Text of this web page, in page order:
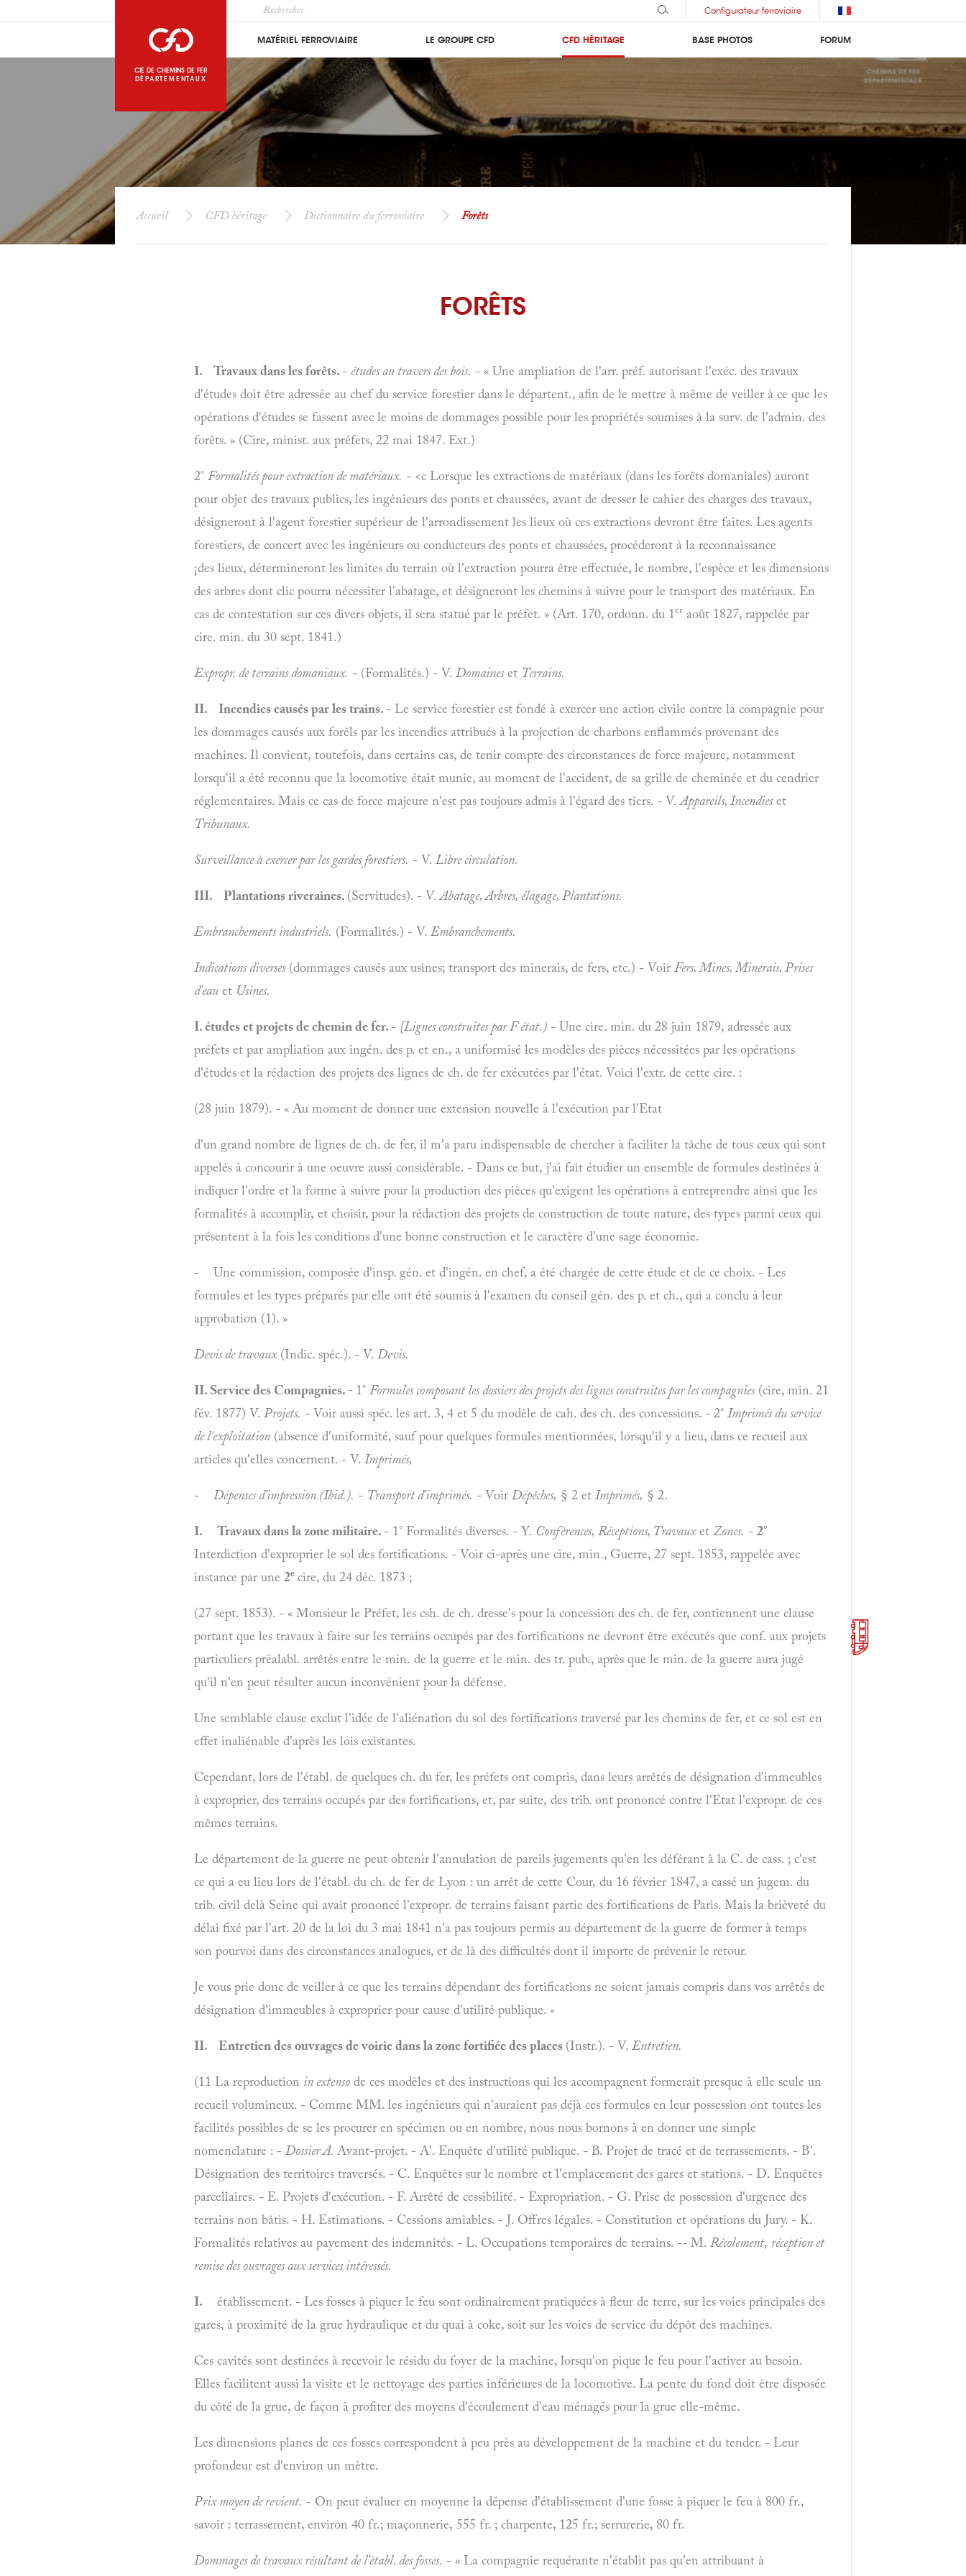
CIE DE CHEMINS DE FER
DÉPARTEMENTAUX
Configurateur ferroviaire
MATÉRIEL FERROVIAIRE LE GROUPE CFD CFD HÉRITAGE BASE PHOTOS FORUM
Accueil CFD héritage Dictionnaire du ferroviaire Forêts
FORÊTS
I. Travaux dans les forêts. - études au travers des bois. - « Une ampliation de l'arr. préf. autorisant l'exéc. des travaux
d'études doit être adressée au chef du service forestier dans le départent., afin de le mettre à même de veiller à ce que les
opérations d'études se fassent avec le moins de dommages possible pour les propriétés soumises à la surv. de l'admin. des
forêts. » (Cire, minist. aux préfets, 22 mai 1847. Ext.)
2° Formalités pour extraction de matériaux. - <c Lorsque les extractions de matériaux (dans les forêts domaniales) auront
pour objet des travaux publics, les ingénieurs des ponts et chaussées, avant de dresser le cahier des charges des travaux,
désigneront à l'agent forestier supérieur de l'arrondissement les lieux où ces extractions devront être faites. Les agents
forestiers, de concert avec les ingénieurs ou conducteurs des ponts et chaussées, procéderont à la reconnaissance
¡des lieux, détermineront les limites du terrain où l'extraction pourra être effectuée, le nombre, l'espèce et les dimensions
des arbres dont clic pourra nécessiter l'abatage, et désigneront les chemins à suivre pour le transport des matériaux. En
cas de contestation sur ces divers objets, il sera statué par le préfet. » (Art. 170, ordonn. du 1er août 1827, rappelée par
cire. min. du 30 sept. 1841.)
Expropr. de terrains domaniaux. - (Formalités.) - V. Domaineset Terrains.
II. Incendies causés par les trains. - Le service forestier est fondé à exercer une action civile contre la compagnie pour
les dommages causés aux forêls par les incendies attribués à la projection de charbons enflammés provenant des
machines. Il convient, toutefois, dans certains cas, de tenir compte des circonstances de force majeure, notamment
lorsqu'il a été reconnu que la locomotive était munie, au moment de l'accident, de sa grille de cheminée et du cendrier
réglementaires. Mais ce cas de force majeure n'est pas toujours admis à l'égard des tiers. - V.Appareils, Incendieset
Tribunaux.
Surveillance à exercer par les gardes forestiers. - V. Libre circulation.
III. Plantations riveraines. (Servitudes). - V.Abatage, Arbres, élagage, Plantations.
Embranchements industriels. (Formalités.) - V. Embranchements.
Indications diverses(dommages causés aux usines; transport des minerais, de fers, etc.) - Voir Fers, Mines, Minerais, Prises
d'eau et Usines.
I. études et projets de chemin de fer. - {Lignes construites par F état.) - Une cire. min. du 28 juin 1879, adressée aux
préfets et par ampliation aux ingén. des p. et en., a uniformisé les modèles des pièces nécessitées par les opérations
d'études et la rédaction des projets des lignes de ch. de fer exécutées par l'état. Voici l'extr. de cette cire. :
(28 juin 1879). - « Au moment de donner une extension nouvelle à l'exécution par l'Etat
d'un grand nombre de lignes de ch. de fer, il m'a paru indispensable de chercher à faciliter la tâche de tous ceux qui sont
appelés à concourir à une oeuvre aussi considérable. - Dans ce but, j'ai fait étudier un ensemble de formules destinées à
indiquer l'ordre et la forme à suivre pour la production des pièces qu'exigent les opérations à entreprendre ainsi que les
formalités à accomplir, et choisir, pour la rédaction des projets de construction de toute nature, des types parmi ceux qui
présentent à la fois les conditions d'une bonne construction et le caractère d'une sage économie.
- Une commission, composée d'insp. gén. et d'ingén. en chef, a été chargée de cette étude et de ce choix. - Les
formules et les types préparés par elle ont été soumis à l'examen du conseil gén. des p. et ch., qui a conclu à leur
approbation (1). »
Devis de travaux(Indic. spéc.). - V. Devis.
II. Service des Compagnies. - 1° Formules composant les dossiers des projets des lignes construites par les compagnies(cire, min. 21
fév. 1877) V. Projets. - Voir aussi spéc. les art. 3, 4 et 5 du modèle de cah. des ch. des concessions. - 2° Imprimés du service
de l'exploitation (absence d'uniformité, sauf pour quelques formules mentionnées, lorsqu'il y a lieu, dans ce recueil aux
articles qu'elles concernent. - V. Imprimés,
- Dépenses d'impression (Ibid.). - Transport d'imprimés. - Voir Dépêches, § 2 et Imprimés, § 2.
I. Travaux dans la zone militaire. - 1° Formalités diverses. - Y. Confèrences, Réceptions, Travauxet Zones. - 2°
Interdiction d'exproprier le sol des fortifications. - Voir ci-après une cire, min., Guerre, 27 sept. 1853, rappelée avec
instance par une 2e cire, du 24 déc. 1873 ;
(27 sept. 1853). - « Monsieur le Préfet, les csh. de ch. dresse's pour la concession des ch. de fer, contiennent une clause
portant que les travaux à faire sur les terrains occupés par des fortifications ne devront être exécutés que conf. aux projets
particuliers prëalabl. arrêtés entre le min. de la guerre et le min. des tr. pub., après que le min. de la guerre aura jugé
qu'il n'en peut résulter aucun inconvénient pour la défense.
Une semblable clause exclut l'idée de l'aliénation du sol des fortifications traversé par les chemins de fer, et ce sol est en
effet inaliénable d'après les lois existantes.
Cependant, lors de l'établ. de quelques ch. du fer, les préfets ont compris, dans leurs arrêtés de désignation d'immeubles
à exproprier, des terrains occupés par des fortifications, et, par suite, des trib. ont prononcé contre l'Etat l'expropr. de ces
mêmes terrains.
Le département de la guerre ne peut obtenir l'annulation de pareils jugements qu'en les déférant à la C. de cass. ; c'est
ce qui a eu lieu lors de l'établ. du ch. de fer de Lyon : un arrêt de cette Cour, du 16 février 1847, a cassé un jugem. du
trib. civil delà Seine qui avait prononcé l'expropr. de terrains faisant partie des fortifications de Paris. Mais la brièveté du
délai fixé par l'art. 20 de la loi du 3 mai 1841 n'a pas toujours permis au département de la guerre de former à temps
son pourvoi dans des circonstances analogues, et de là des difficultés dont il importe de prévenir le retour.
Je vous prie donc de veiller à ce que les terrains dépendant des fortifications ne soient jamais compris dans vos arrêtés de
désignation d'immeubles à exproprier pour cause d'utilité publique. »
II. Entretien des ouvrages de voirie dans la zone fortifiée des places (Instr.). - V. Entretien.
(11 La reproduction in extenso de ces modèles et des instructions qui les accompagnent formerait presque à elle seule un
recueil volumineux. - Comme MM. les ingénieurs qui n'auraient pas déjà ces formules en leur possession ont toutes les
facilités possibles de se les procurer en spécimen ou en nombre, nous nous bornons à en donner une simple
nomenclature : - Dossier A. Avant-projet. - A'. Enquête d'utilité publique. - B. Projet de tracé et de terrassements. - B'.
Désignation des territoires traversés. - C. Enquêtes sur le nombre et l'emplacement des gares et stations. - D. Enquêtes
parcellaires. - E. Projets d'exécution. - F. Arrêté de cessibilité. - Expropriation. - G. Prise de possession d'urgence des
terrains non bâtis. - H. Estimations. - Cessions amiables. - J. Offres légales. - Constitution et opérations du Jury. - K.
Formalités relatives au payement des indemnités. - L. Occupations temporaires de terrains. -- M. Récolement, réception et
remise des ouvrages aux services intéressés.
I. établissement. - Les fosses à piquer le feu sont ordinairement pratiquées à fleur de terre, sur les voies principales des
gares, à proximité de la grue hydraulique et du quai à coke, soit sur les voies de service du dépôt des machines.
Ces cavités sont destinées à recevoir le résidu du foyer de la machine, lorsqu'on pique le feu pour l'activer au besoin.
Elles facilitent aussi la visite et le nettoyage des parties inférieures de la locomotive. La pente du fond doit être disposée
du côté de la grue, de façon à profiter des moyens d'écoulement d'eau ménagés pour la grue elle-même.
Les dimensions planes de ces fosses correspondent à peu près au développement de la machine et du tender. - Leur
profondeur est d'environ un mètre.
Prix moyen de revient. - On peut évaluer en moyenne la dépense d'établissement d'une fosse à piquer le feu à 800 fr.,
savoir : terrassement, environ 40 fr.; maçonnerie, 555 fr. ; charpente, 125 fr.; serrurerie, 80 fr.
Dommages de travaux résultant de l'ètabl. des fosses. - « La compagnie requérante n'établit pas qu'en attribuant à